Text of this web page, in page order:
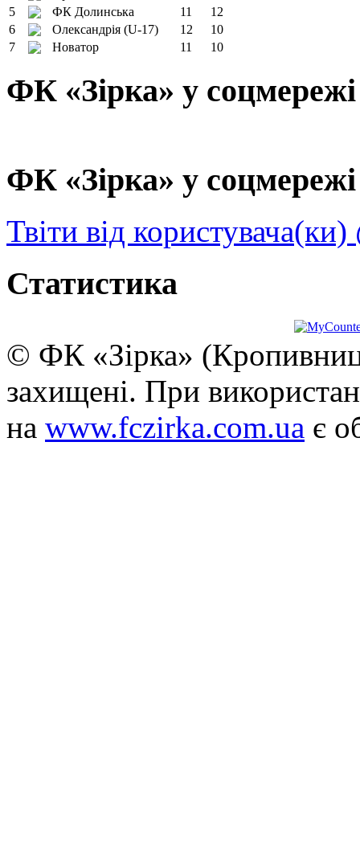
5
ФК Долинська 11
12
6
Олександрія (U-17) 12
10
7
Новатор 11 10
ФК «Зірка» у
ФК «Зірка» у
Твіти від
Статистика
© ФК «Зірка»
захищені. При
на www.fczirka.com.ua є